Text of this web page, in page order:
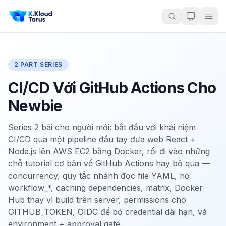
2 PART SERIES
CI/CD Với GitHub Actions Cho
Newbie
Series 2 bài cho người mới: bắt đầu với khái niệm
CI/CD qua một pipeline đầu tay đưa web React +
Node.js lên AWS EC2 bằng Docker, rồi đi vào những
chỗ tutorial cơ bản về GitHub Actions hay bỏ qua —
concurrency, quy tắc nhánh đọc file YAML, họ
workflow_*, caching dependencies, matrix, Docker
Hub thay vì build trên server, permissions cho
GITHUB_TOKEN, OIDC để bỏ credential dài hạn, và
environment + approval gate.